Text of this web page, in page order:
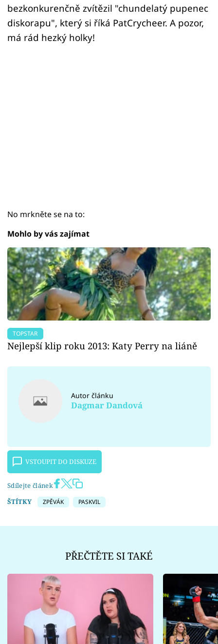
Sledujte nás
bezkonkurenčně zvítězil "chundelatý pupenec
diskorapu", který si říká PatCrycheer. A pozor,
má rád hezký holky!
No mrkněte se na to:
Mohlo by vás zajímat
TOPSTAR
Nejlepší klip roku 2013: Katy Perry na liáně
Autor článku
Dagmar Dandová
VSTOUPIT DO DISKUZE
Sdílejte článek
ŠTÍTKY
ZPĚVÁK PASKVIL
PŘEČTĚTE SI TAKÉ